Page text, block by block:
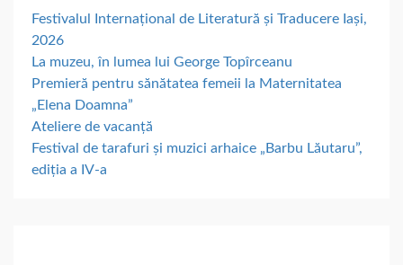
Festivalul Internațional de Literatură și Traducere Iași,
2026
La muzeu, în lumea lui George Topîrceanu
Premieră pentru sănătatea femeii la Maternitatea
„Elena Doamna”
Ateliere de vacanță
Festival de tarafuri și muzici arhaice „Barbu Lăutaru”,
ediția a IV-a